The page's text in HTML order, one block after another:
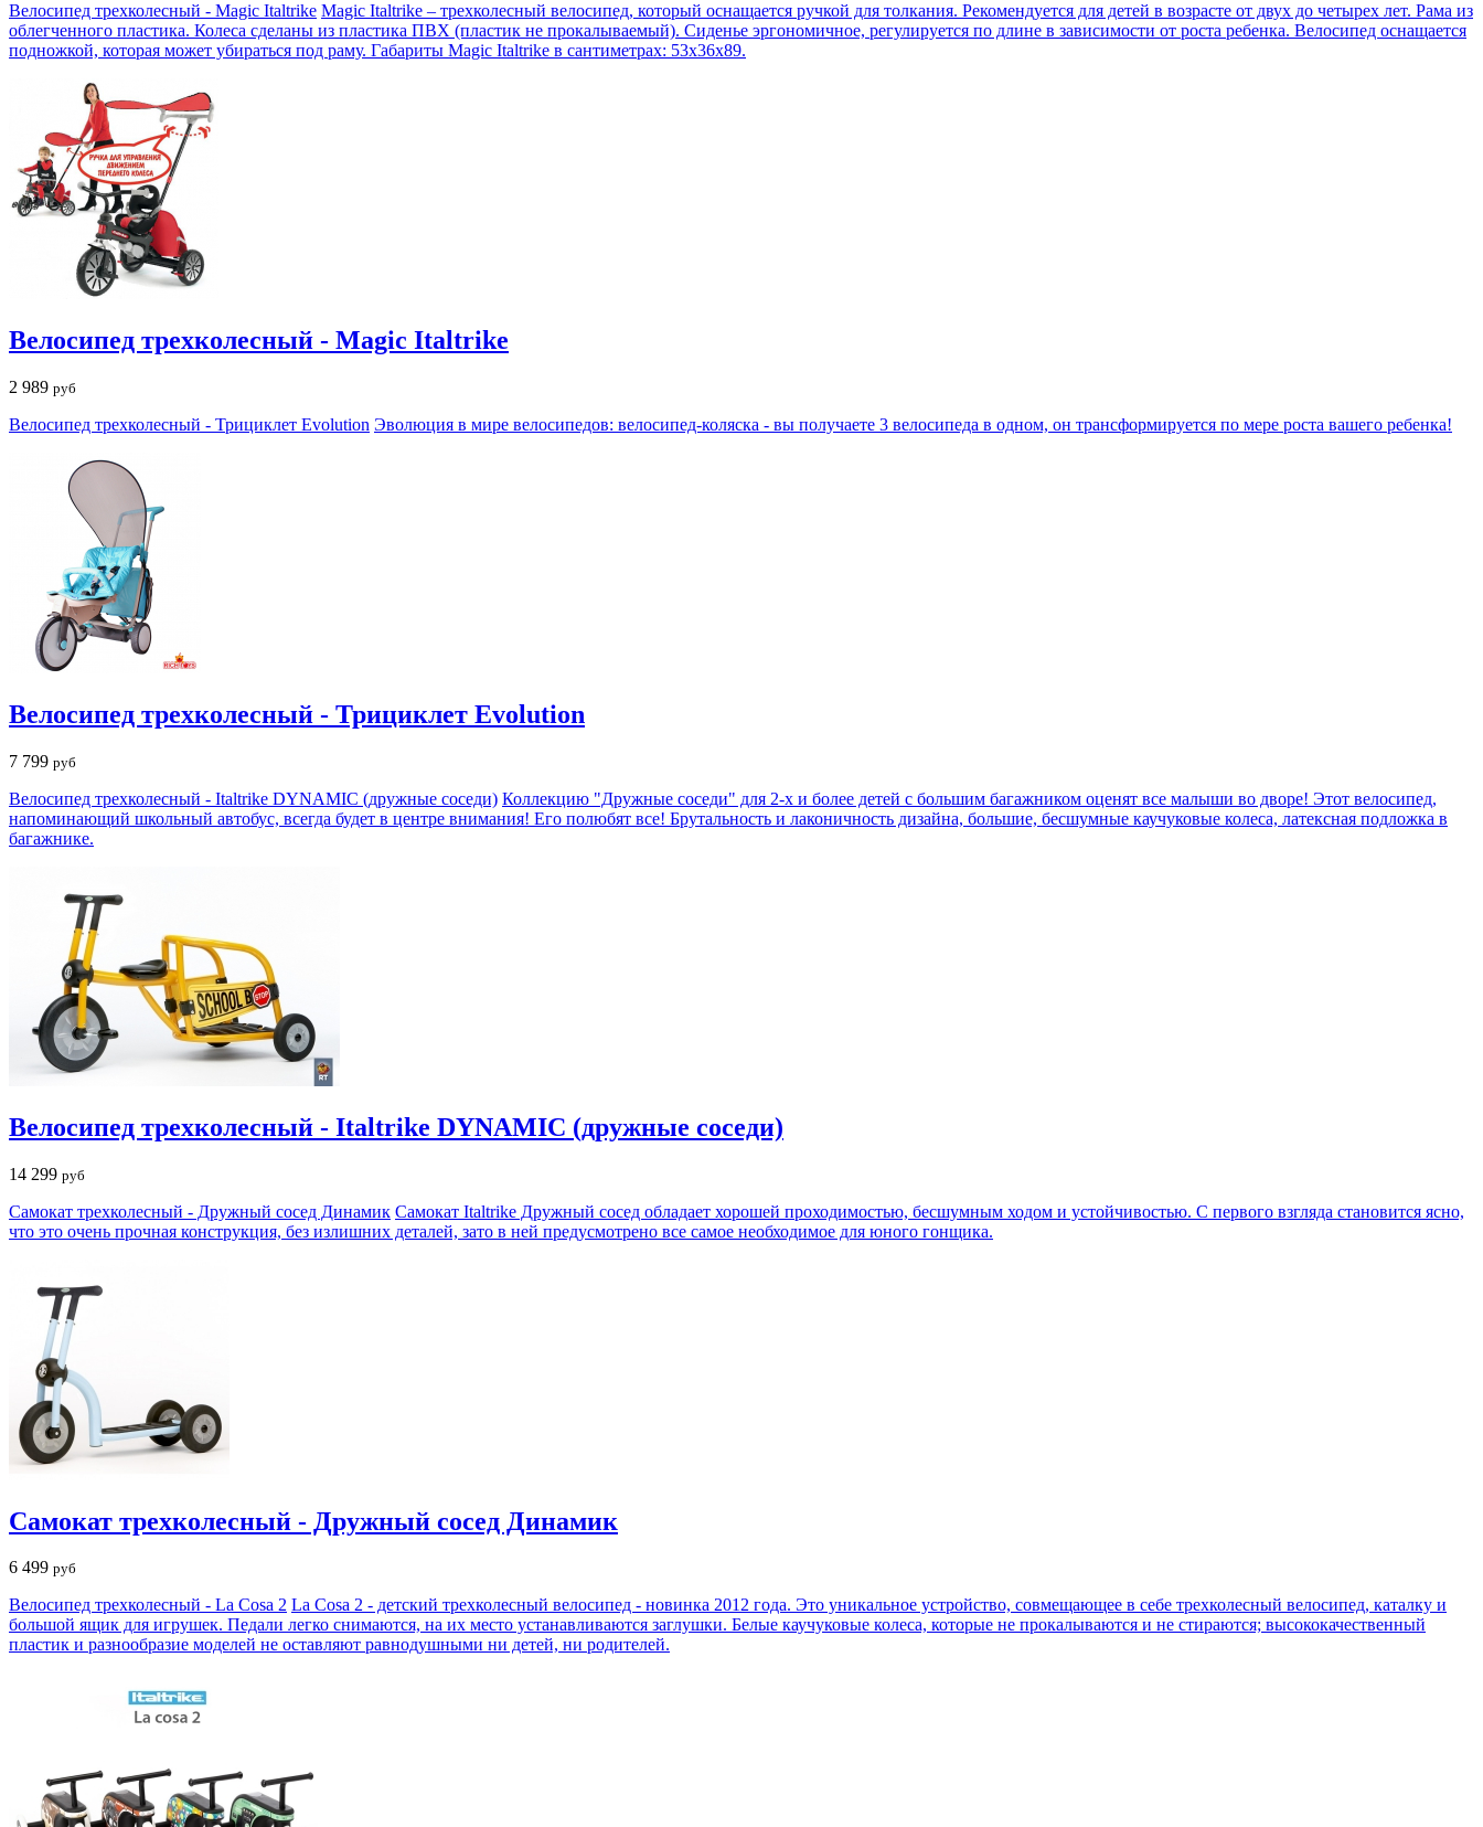
Велосипед трехколесный - Magic Italtrike Magic Italtrike – трехколесный велосипед, который оснащается ручкой для толкания. Рекомендуется для детей в возрасте от двух до четырех лет. Рама из
облегченного пластика. Колеса сделаны из пластика ПВХ (пластик не прокалываемый). Сиденье эргономичное, регулируется по длине в зависимости от роста ребенка. Велосипед оснащается
подножкой, которая может убираться под раму. Габариты Magic Italtrike в сантиметрах: 53х36х89.
Велосипед трехколесный - Magic Italtrike
2 989 руб
Велосипед трехколесный - Трициклет Evolution Эволюция в мире велосипедов: велосипед-коляска - вы получаете 3 велосипеда в одном, он трансформируется по мере роста вашего ребенка!
Велосипед трехколесный - Трициклет Evolution
7 799 руб
Велосипед трехколесный - Italtrike DYNAMIC (дружные соседи) Коллекцию "Дружные соседи" для 2-х и более детей с большим багажником оценят все малыши во дворе! Этот велосипед,
напоминающий школьный автобус, всегда будет в центре внимания! Его полюбят все! Брутальность и лаконичность дизайна, большие, бесшумные каучуковые колеса, латексная подложка в
багажнике.
Велосипед трехколесный - Italtrike DYNAMIC (дружные соседи)
14 299 руб
Самокат трехколесный - Дружный сосед Динамик Самокат Italtrike Дружный сосед обладает хорошей проходимостью, бесшумным ходом и устойчивостью. С первого взгляда становится ясно,
что это очень прочная конструкция, без излишних деталей, зато в ней предусмотрено все самое необходимое для юного гонщика.
Самокат трехколесный - Дружный сосед Динамик
6 499 руб
Велосипед трехколесный - La Cosa 2 La Cosa 2 - детский трехколесный велосипед - новинка 2012 года. Это уникальное устройство, совмещающее в себе трехколесный велосипед, каталку и
большой ящик для игрушек. Педали легко снимаются, на их место устанавливаются заглушки. Белые каучуковые колеса, которые не прокалываются и не стираются; высококачественный
пластик и разнообразие моделей не оставляют равнодушными ни детей, ни родителей.